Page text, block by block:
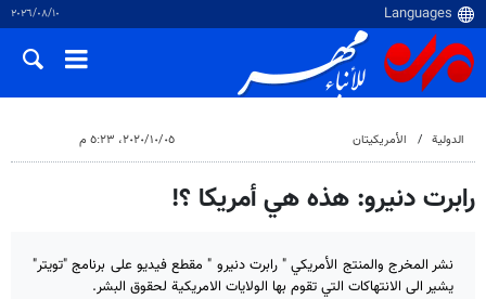
١٠‏/٠٨‏/٢٠٢٦
الدولية الأمريكيتان ٠٥‏/١٠‏/٢٠٢٠، ٥:٢٣ م
رابرت دنیرو: هذه هي أمريكا ؟!
نشر المخرج والمنتج الأمريكي " رابرت دنیرو " مقطع فيديو على برنامج "تويتر"
يشير الى الانتهاكات التي تقوم بها الولايات الامريكية لحقوق البشر.